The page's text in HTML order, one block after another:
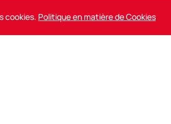
Marketing Digital
cookies. Politique en matière de Cookies